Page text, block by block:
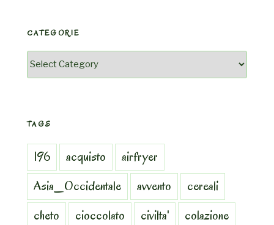
CATEGORIE
Categorie
TAGS
196 acquisto
airfryer
Asia_Occidentale
avvento
cereali
cheto
cioccolato civilta'
colazione